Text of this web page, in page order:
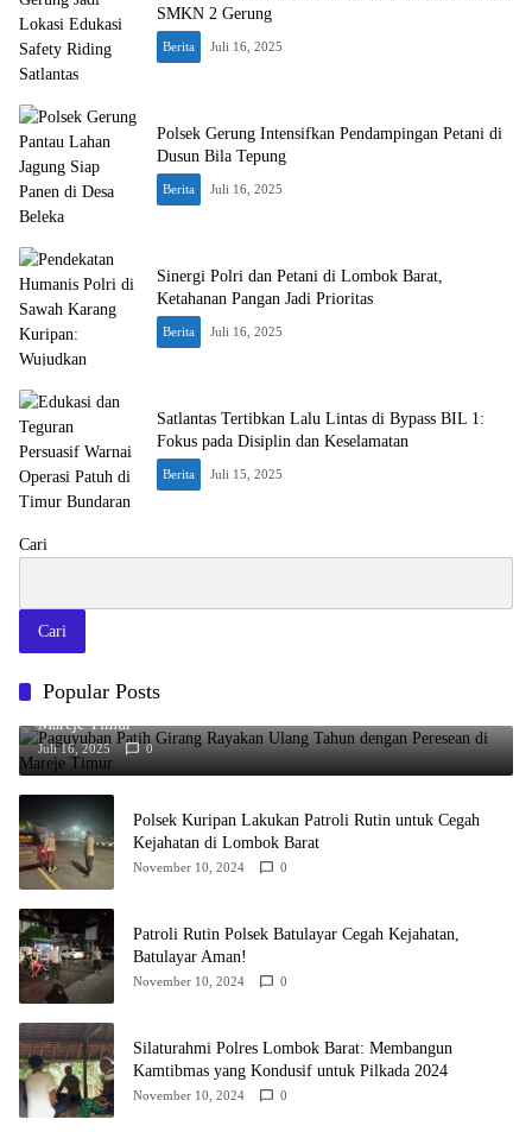
SMKN 2 Gerung
Berita Juli 16, 2025
Polsek Gerung Intensifkan Pendampingan Petani di
Dusun Bila Tepung
Berita Juli 16, 2025
Sinergi Polri dan Petani di Lombok Barat,
Ketahanan Pangan Jadi Prioritas
Berita Juli 16, 2025
Satlantas Tertibkan Lalu Lintas di Bypass BIL 1:
Fokus pada Disiplin dan Keselamatan
Berita Juli 15, 2025
Cari
Cari
Popular Posts
Paguyuban Patih Girang Rayakan Ulang Tahun dengan Peresean di
Mareje Timur
Juli 16, 2025 0
Polsek Kuripan Lakukan Patroli Rutin untuk Cegah
Kejahatan di Lombok Barat
November 10, 2024 0
Patroli Rutin Polsek Batulayar Cegah Kejahatan,
Batulayar Aman!
November 10, 2024 0
Silaturahmi Polres Lombok Barat: Membangun
Kamtibmas yang Kondusif untuk Pilkada 2024
November 10, 2024 0